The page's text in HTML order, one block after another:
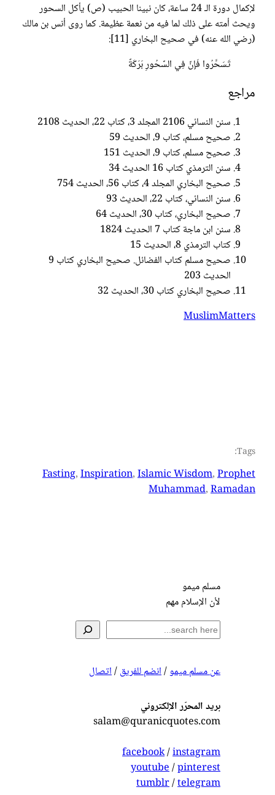
لإكمال دورة الـ 24 ساعة، كان نبينا الحبيب (ص) يأكل السحور
ويحث أمته على ذلك لما فيه من نعمة عظيمة. كما روى أنس بن مالك
(رضي الله عنه) في صحيح البخاري [11]:
تَسَحَّرُوا فَإِنَّ فِي السَّحُورِ بَرَكَةً
مراجع
سنن النسائي 2106 المجلد 3، كتاب 22، الحديث 2108
صحيح مسلم، كتاب 9، الحديث 59
صحيح مسلم، كتاب 9، الحديث 151
سنن الترمذي كتاب 16 الحديث 34
صحيح البخاري المجلد 4، كتاب 56، الحديث 754
سنن النسائي، كتاب 22، الحديث 93
صحيح البخاري، كتاب 30، الحديث 64
سنن ابن ماجة كتاب 7 الحديث 1824
كتاب الترمذي 8، الحديث 15
صحيح مسلم كتاب الفضائل. صحيح البخاري كتاب 9
الحديث 203
صحيح البخاري كتاب 30، الحديث 32
MuslimMatters
Tags:
Fasting, Inspiration, Islamic Wisdom, Prophet
Muhammad, Ramadan
مسلم ميمو
لأن الإسلام مهم
S
e
r
h
عن مسلم ميمو/انضم للفريق/اتصال
بريد المحرّر الإلكتروني
salam@quranicquotes.com
facebook/instagram
youtube/pinterest
tumblr/telegram